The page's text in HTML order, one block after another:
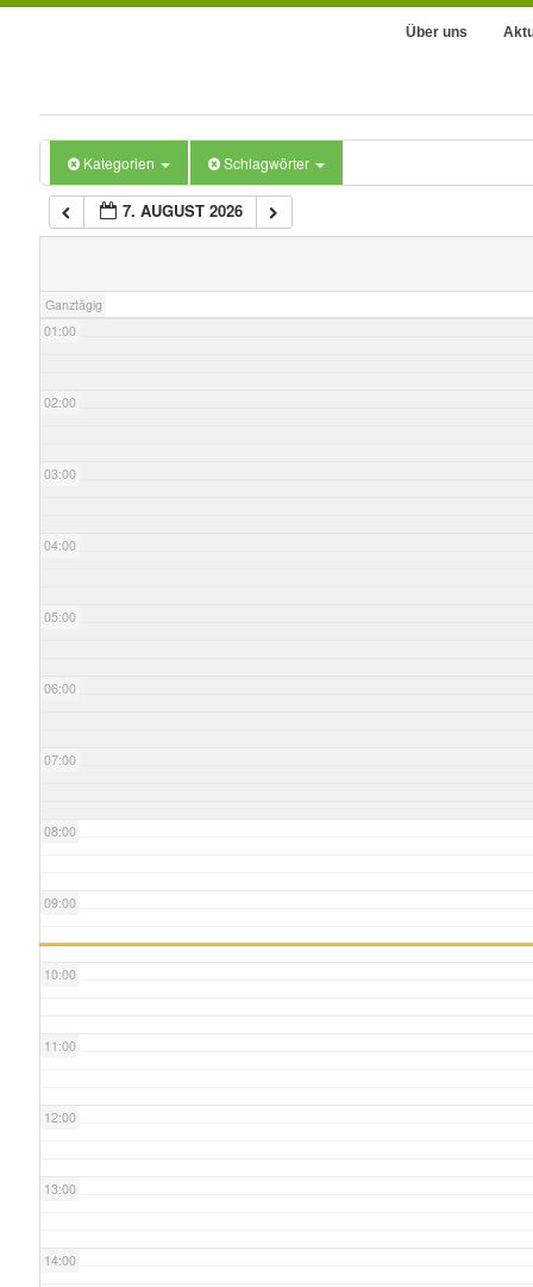
Über uns
Kategorien Schlagwörter
7. AUGUST 2026
Ganztägig
01:00
02:00
03:00
04:00
05:00
06:00
07:00
08:00
09:00
10:00
11:00
12:00
13:00
14:00